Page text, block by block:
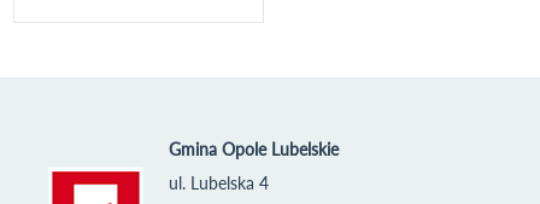
Gmina Opole Lubelskie
ul. Lubelska 4